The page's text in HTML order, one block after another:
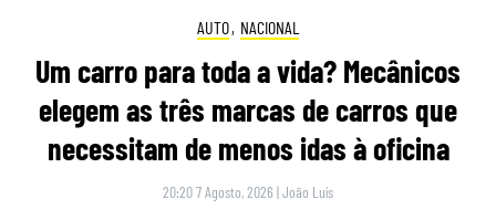
AUTO, NACIONAL
Um carro para toda a vida? Mecânicos
elegem as três marcas de carros que
necessitam de menos idas à oficina
20:20 7 Agosto, 2026 |João Luís